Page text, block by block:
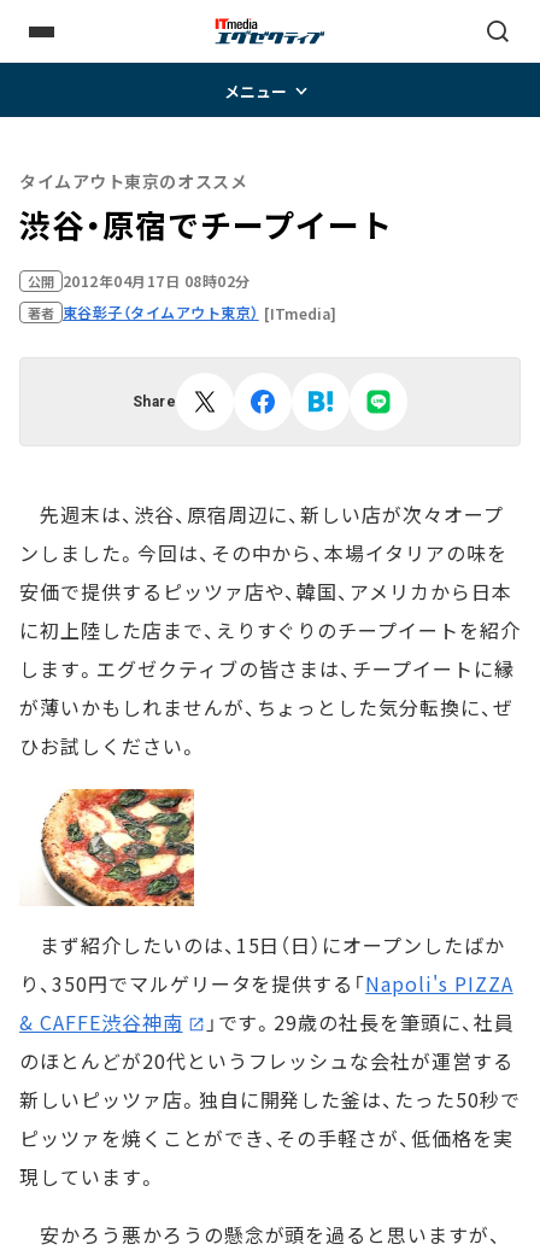
メニュー
タイムアウト東京のオススメ
渋谷・原宿でチープイート
公開 2012年04月17日 08時02分
著者 東谷彰子（タイムアウト東京） [ITmedia]
Share
先週末は、渋谷、原宿周辺に、新しい店が次々オープ
ンしました。今回は、その中から、本場イタリアの味を
安価で提供するピッツァ店や、韓国、アメリカから日本
に初上陸した店まで、えりすぐりのチープイートを紹介
します。エグゼクティブの皆さまは、チープイートに縁
が薄いかもしれませんが、ちょっとした気分転換に、ぜ
ひお試しください。
まず紹介したいのは、15日（日）にオープンしたばか
り、350円でマルゲリータを提供する「Napoli's PIZZA
& CAFFE渋谷神南
」です。29歳の社長を筆頭に、社員
のほとんどが20代というフレッシュな会社が運営する
新しいピッツァ店。独自に開発した釜は、たった50秒で
ピッツァを焼くことができ、その手軽さが、低価格を実
現しています。
安かろう悪かろうの懸念が頭を過ると思いますが、